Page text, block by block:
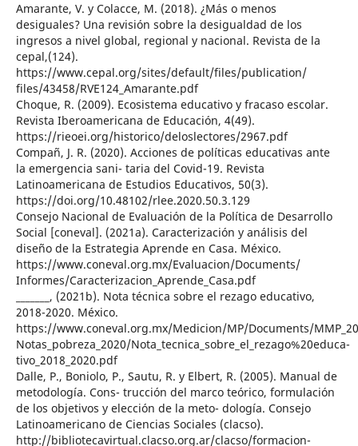
Amarante, V. y Colacce, M. (2018). ¿Más o menos
desiguales? Una revisión sobre la desigualdad de los
ingresos a nivel global, regional y nacional. Revista de la
cepal,(124).
https://www.cepal.org/sites/default/files/publication/
files/43458/RVE124_Amarante.pdf
Choque, R. (2009). Ecosistema educativo y fracaso escolar.
Revista Iberoamericana de Educación, 4(49).
https://rieoei.org/historico/deloslectores/2967.pdf
Compañ, J. R. (2020). Acciones de políticas educativas ante
la emergencia sani- taria del Covid-19. Revista
Latinoamericana de Estudios Educativos, 50(3).
https://doi.org/10.48102/rlee.2020.50.3.129
Consejo Nacional de Evaluación de la Política de Desarrollo
Social [coneval]. (2021a). Caracterización y análisis del
diseño de la Estrategia Aprende en Casa. México.
https://www.coneval.org.mx/Evaluacion/Documents/
Informes/Caracterizacion_Aprende_Casa.pdf
_______, (2021b). Nota técnica sobre el rezago educativo,
2018-2020. México.
https://www.coneval.org.mx/Medicion/MP/Documents/
Notas_pobreza_2020/Nota_tecnica_sobre_el_rezago%20educa-
tivo_2018_2020.pdf
Dalle, P., Boniolo, P., Sautu, R. y Elbert, R. (2005). Manual de
metodología. Cons- trucción del marco teórico, formulación
de los objetivos y elección de la meto- dología. Consejo
Latinoamericano de Ciencias Sociales (clacso).
http://bibliotecavirtual.clacso.org.ar/clacso/formacion-